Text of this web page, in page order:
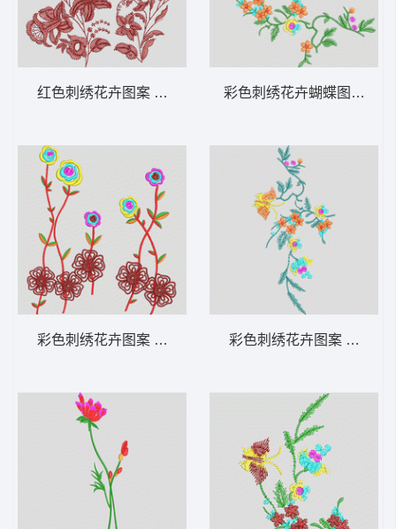
红色刺绣花卉图案 花卉 衣裤裙鞋包通用
彩色刺绣花卉图案 花卉 衣裤裙鞋包通用
彩色刺绣花卉蝴蝶图案 花
彩色刺绣花卉图案 花卉